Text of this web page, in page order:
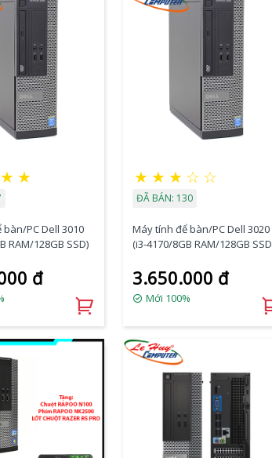
★ ★
PC Dell 3010
RAM/128GB SSD)
đ
★ ★ ★ ☆ ☆
ĐÃ BÁN: 130
Máy tính để bàn/PC Dell 3020
(i3-4170/8GB RAM/128GB
3.650.000 đ
Mới 100%